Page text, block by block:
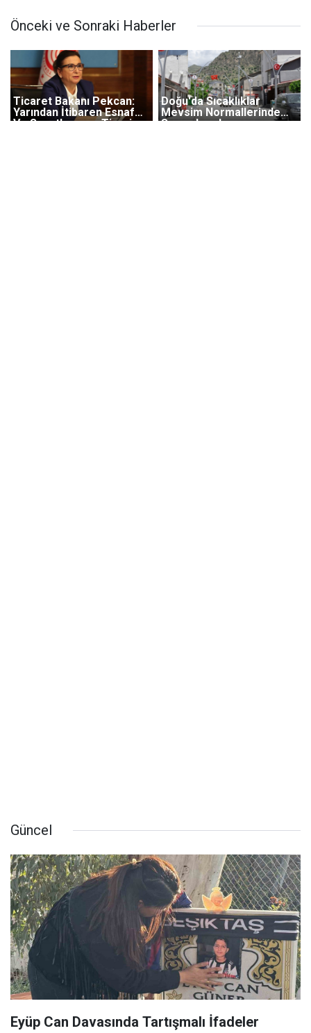
Önceki ve Sonraki Haberler
Ticaret Bakanı Pekcan:
Yarından İtibaren Esnaf
Ve Sanatkarımız Ticari
Doğu'da Sıcaklıklar
Mevsim Normallerinde
Seyredecek
Güncel
Eyüp Can Davasında Tartışmalı İfadeler